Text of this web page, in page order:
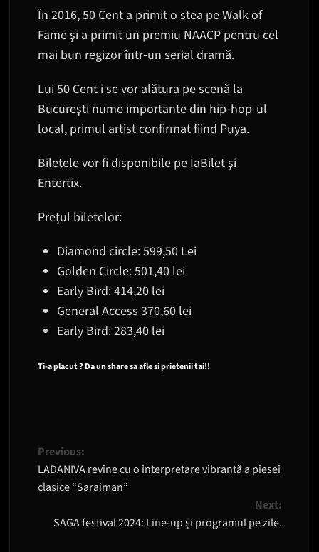
În 2016, 50 Cent a primit o stea pe Walk of
Fame şi a primit un premiu NAACP pentru cel
mai bun regizor într-un serial dramă.
Lui 50 Cent i se vor alătura pe scenă la
Bucureşti nume importante din hip-hop-ul
local, primul artist confirmat fiind Puya.
Biletele vor fi disponibile pe IaBilet şi
Entertix.
Preţul biletelor:
Diamond circle: 599,50 Lei
Golden Circle: 501,40 lei
Early Bird: 414,20 lei
General Access 370,60 lei
Early Bird: 283,40 lei
Ti-a placut ? Da un share sa afle si prietenii tai!!
Post
navigation
Previous:
LADANIVA revine cu o interpretare vibrantă a piesei
clasice “Saraiman”
Next:
SAGA festival 2024: Line-up și programul pe zile.